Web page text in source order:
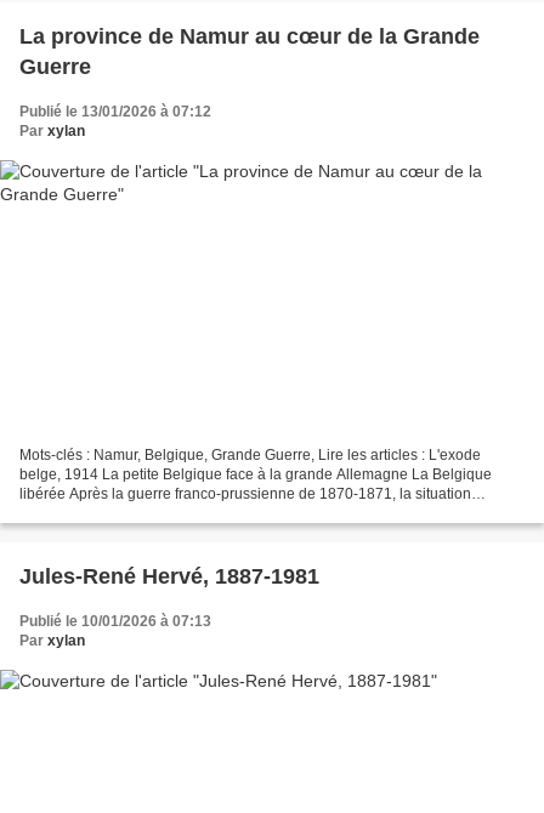
La province de Namur au cœur de la Grande
Guerre
Publié le 13/01/2026 à 07:12
Par xylan
Mots-clés : Namur, Belgique, Grande Guerre, Lire les articles : L'exode
belge, 1914 La petite Belgique face à la grande Allemagne La Belgique
libérée Après la guerre franco-prussienne de 1870-1871, la situation
Jules-René Hervé, 1887-1981
Publié le 10/01/2026 à 07:13
Par xylan